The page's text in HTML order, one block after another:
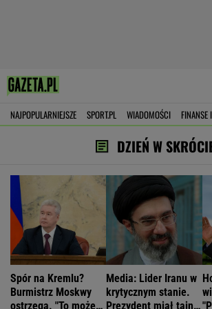
NAJPOPULARNIEJSZE SPORT.PL WIADOMOŚCI FINANSE
DZIEŃ W
Spór na Kremlu?
Burmistrz Moskwy
ostrzega. "To może
Media: Lider Iranu w
krytycznym stanie.
Prezydent miał tajne